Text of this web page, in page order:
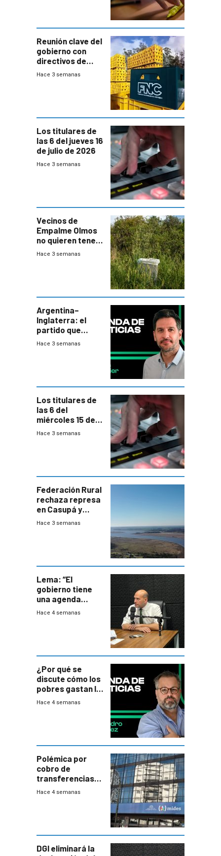
Reunión clave del
gobierno con
directivos de
Fábricas
Hace 3 semanas
Los titulares de
las 6 del jueves 16
de julio de 2026
Hace 3 semanas
Vecinos de
Empalme Olmos
no quieren tener
cerca una planta
departamental
Hace 3 semanas
Argentina–
Inglaterra: el
partido que
nunca termina
Hace 3 semanas
Los titulares de
las 6 del
miércoles 15 de
julio de 2026
Hace 3 semanas
Federación Rural
rechaza represa
en Casupá y
firma demanda
Hace 3 semanas
Lema: “El
gobierno tiene
una agenda
destructiva”
Hace 4 semanas
¿Por qué se
discute cómo los
pobres gastan la
plata?
Hace 4 semanas
Polémica por
cobro de
transferencias
del Mides en
Hace 4 semanas
DGI eliminará la